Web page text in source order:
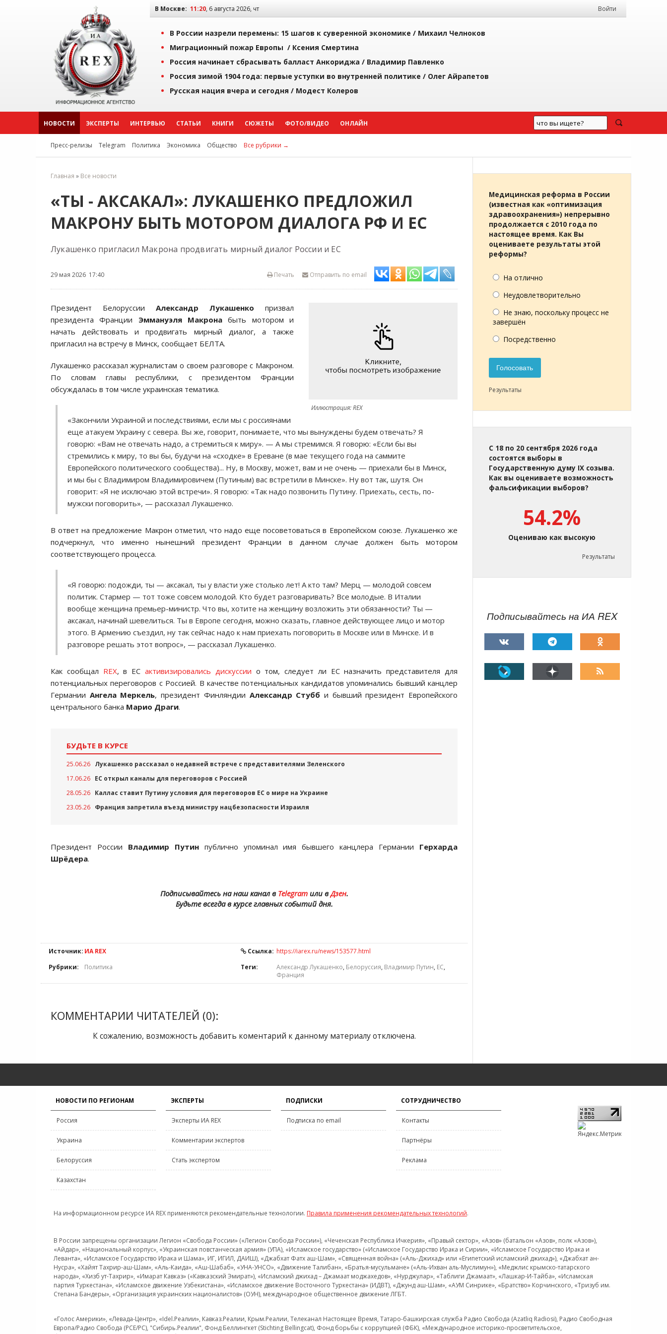
В Москве: 11:20, 6 августа 2026, чт Войти
В России назрели перемены: 15 шагов к суверенной экономике / Михаил Челноков
Миграционный пожар Европы / Ксения Смертина
Россия начинает сбрасывать балласт Анкориджа / Владимир Павленко
Россия зимой 1904 года: первые уступки во внутренней политике / Олег Айрапетов
Русская нация вчера и сегодня / Модест Колеров
НОВОСТИ ЭКСПЕРТЫ ИНТЕРВЬЮ СТАТЬИ КНИГИ СЮЖЕТЫ ФОТО/ВИДЕО ОНЛАЙН
Пресс-релизы Telegram Политика Экономика Общество Все рубрики →
Главная » Все новости
«ТЫ - АКСАКАЛ»: ЛУКАШЕНКО ПРЕДЛОЖИЛ
МАКРОНУ БЫТЬ МОТОРОМ ДИАЛОГА РФ И ЕС
Лукашенко пригласил Макрона продвигать мирный диалог России и ЕС
29 мая 2026 17:40 Отправить по email
Печать
Иллюстрация: REX
Президент Белоруссии Александр Лукашенко призвал
президента Франции Эммануэля Макрона быть мотором и
начать действовать и продвигать мирный диалог, а также
пригласил на встречу в Минск, сообщает БЕЛТА.
Лукашенко рассказал журналистам о своем разговоре с Макроном.
По словам главы республики, с президентом Франции
обсуждалась в том числе украинская тематика.
«Закончили Украиной и последствиями, если мы с россиянами
еще атакуем Украину с севера. Вы же, говорит, понимаете, что мы вынуждены будем отвечать? Я
говорю: «Вам не отвечать надо, а стремиться к миру». — А мы стремимся. Я говорю: «Если бы вы
стремились к миру, то вы бы, будучи на «сходке» в Ереване (в мае текущего года на саммите
Европейского политического сообщества)... Ну, в Москву, может, вам и не очень — приехали бы в Минск,
и мы бы с Владимиром Владимировичем (Путиным) вас встретили в Минске». Ну вот так, шутя. Он
говорит: «Я не исключаю этой встречи». Я говорю: «Так надо позвонить Путину. Приехать, сесть, по-
мужски поговорить», — рассказал Лукашенко.
В ответ на предложение Макрон отметил, что надо еще посоветоваться в Европейском союзе. Лукашенко же
подчеркнул, что именно нынешний президент Франции в данном случае должен быть мотором
соответствующего процесса.
«Я говорю: подожди, ты — аксакал, ты у власти уже столько лет! А кто там? Мерц — молодой совсем
политик. Стармер — тот тоже совсем молодой. Кто будет разговаривать? Все молодые. В Италии
вообще женщина премьер-министр. Что вы, хотите на женщину возложить эти обязанности? Ты —
аксакал, начинай шевелиться. Ты в Европе сегодня, можно сказать, главное действующее лицо и мотор
этого. В Армению съездил, ну так сейчас надо к нам приехать поговорить в Москве или в Минске. И в
разговоре решать этот вопрос», — рассказал Лукашенко.
Как сообщал REX, в ЕС активизировались дискуссии о том, следует ли ЕС назначить представителя для
потенциальных переговоров с Россией. В качестве потенциальных кандидатов упоминались бывший канцлер
Германии Ангела Меркель, президент Финляндии Александр Стубб и бывший президент Европейского
центрального банка Марио Драги.
БУДЬТЕ В КУРСЕ
25.06.26 Лукашенко рассказал о недавней встрече с представителями Зеленского
17.06.26 ЕС открыл каналы для переговоров с Россией
28.05.26 Каллас ставит Путину условия для переговоров ЕС о мире на Украине
23.05.26 Франция запретила въезд министру нацбезопасности Израиля
Президент России Владимир Путинпублично упоминал имя бывшего канцлера Германии Герхарда
Шрёдера.
Подписывайтесь на наш канал в Telegramили вДзен.
Будьте всегда в курсе главных событий дня.
Источник: ИА REX Ссылка: https://iarex.ru/news/153577.html
Рубрики:
Политика Теги: Александр Лукашенко, Белоруссия, Владимир Путин, ЕС,
Франция
КОММЕНТАРИИ ЧИТАТЕЛЕЙ (0):
К сожалению, возможность добавить коментарий к данному материалу отключена.
Медицинская реформа в России
(известная как «оптимизация
здравоохранения») непрерывно
продолжается с 2010 года по
настоящее время. Как Вы
оцениваете результаты этой
реформы?
На отлично
Неудовлетворительно
Не знаю, поскольку процесс не
завершён
Посредственно
Голосовать
Результаты
С 18 по 20 сентября 2026 года
состоятся выборы в
Государственную думу IX созыва.
Как вы оцениваете возможность
фальсификации выборов?
54.2%
Оцениваю как высокую
Результаты
Подписывайтесь на ИА REX
НОВОСТИ ПО РЕГИОНАМ
Россия
Украина
Белоруссия
Казахстан
ЭКСПЕРТЫ
Эксперты ИА REX
Комментарии экспертов
Стать экспертом
ПОДПИСКИ
Подписка по email
СОТРУДНИЧЕСТВО
Контакты
Партнёры
Реклама
На информационном ресурсе ИА REX применяются рекомендательные технологии. Правила применения рекомендательных технологий.
В России запрещены организации Легион «Свобода России» («Легион Свобода России»), «Чеченская Республика Ичкерия», «Правый сектор», «Азов» (батальон «Азов», полк «Азов»),
«Айдар», «Национальный корпус», «Украинская повстанческая армия» (УПА), «Исламское государство» («Исламское Государство Ирака и Сирии», «Исламское Государство Ирака и
Леванта», «Исламское Государство Ирака и Шама», ИГ, ИГИЛ, ДАИШ), «Джабхат Фатх аш-Шам», «Священная война» («Аль-Джихад» или «Египетский исламский джихад»), «Джабхат ан-
Нусра», «Хайят Тахрир-аш-Шам», «Аль-Каида», «Аш-Шабаб», «УНА-УНСО», «Движение Талибан», «Братья-мусульмане» («Аль-Ихван аль-Муслимун»), «Меджлис крымско-татарского
народа», «Хизб ут-Тахрир», «Имарат Кавказ» («Кавказский Эмират»), «Исламский джихад – Джамаат моджахедов», «Нурджулар», «Таблиги Джамаат», «Лашкар-И-Тайба», «Исламская
партия Туркестана», «Исламское движение Узбекистана», «Исламское движение Восточного Туркестана» (ИДВТ), «Джунд аш-Шам», «АУМ Синрике», «Братство» Корчинского, «Тризуб им.
Степана Бандеры», «Организация украинских националистов» (ОУН), международное общественное движение ЛГБТ.
«Голос Америки», «Левада-Центр», «Idel.Реалии», Кавказ.Реалии, Крым.Реалии, Телеканал Настоящее Время, Татаро-башкирская служба Радио Свобода (Azatliq Radiosi), Радио Свободная
Европа/Радио Свобода (PCE/PC), "Сибирь.Реалии", Фонд Беллингкет (Stichting Bellingcat), Фонд борьбы с коррупцией (ФБК), «Международное историко-просветительское,